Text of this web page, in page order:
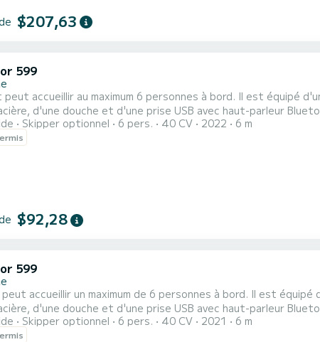
$207,63
599
peut accueillir au maximum 6 personnes à bord. Il est équipé
d'une douche et d'une prise USB avec haut-parleur
d'avoir un permis bateau
Skipper optionnel 6 pers. 40 CV 2022 6 m
$92,28
599
accueillir un maximum de 6 personnes à bord. Il est
d'une douche et d'une prise USB avec haut-parleur
d'avoir un permis bateau
Skipper optionnel 6 pers. 40 CV 2021 6 m